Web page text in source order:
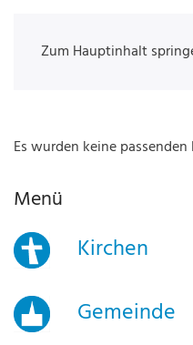
Zum Hauptinhalt
Es wurden keine
Menü
Kirchen
Gemeinde